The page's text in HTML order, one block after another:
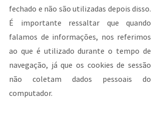
fechado e não são utilizadas depois disso.
É importante ressaltar que quando
falamos de informações, nos referimos
ao que é utilizado durante o tempo de
navegação, já que os cookies de sessão
não coletam dados pessoais do
computador.